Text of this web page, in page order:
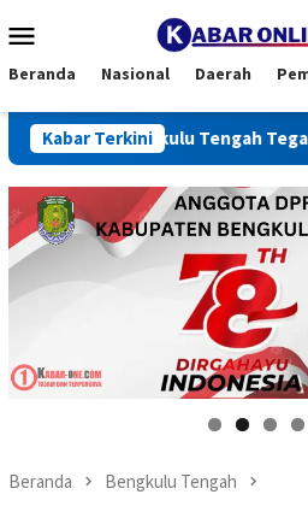
ke
Mobile
Beranda Nasional Daerah
Kabar Terkini
Bengkulu Tengah Tegaskan
Beranda Bengkulu Tengah